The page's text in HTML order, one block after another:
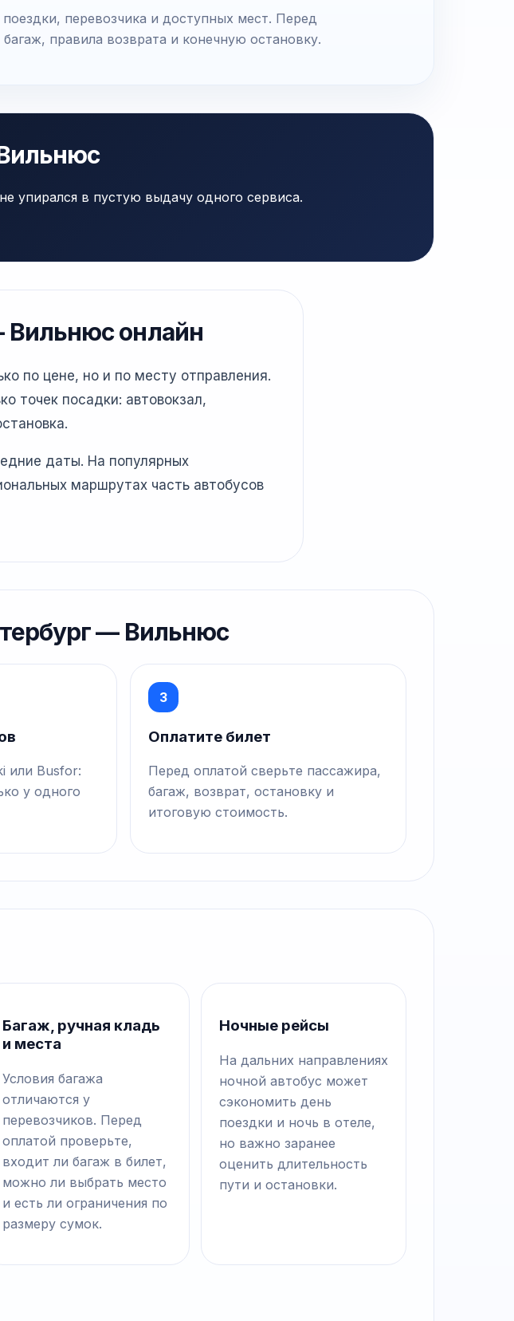
перевозчика и доступных мест. Перед
правила возврата и конечную остановку.
упирался в пустую выдачу одного сервиса.
Вильнюс онлайн
по цене, но и по месту отправления.
точек посадки: автовокзал,
даты. На популярных
маршрутах часть автобусов
— Вильнюс
или Busfor:
у одного
3
Оплатите билет
Перед оплатой сверьте пассажира,
багаж, возврат, остановку и
итоговую стоимость.
Багаж, ручная кладь
и места
Условия багажа
отличаются у
перевозчиков. Перед
оплатой проверьте,
входит ли багаж в билет,
можно ли выбрать место
и есть ли ограничения по
размеру сумок.
Ночные рейсы
На дальних направлениях
ночной автобус может
сэкономить день
поездки и ночь в отеле,
но важно заранее
оценить длительность
пути и остановки.